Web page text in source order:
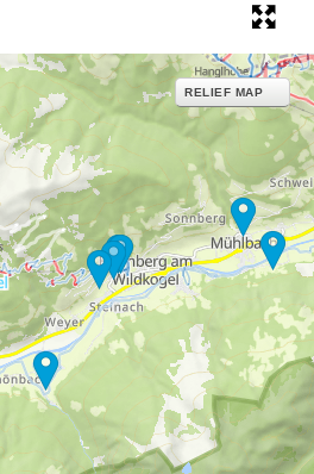
RELIEF MAP